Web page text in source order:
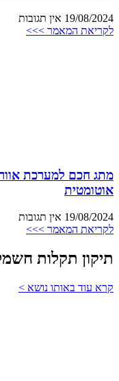
19/08/2024 אין תגובות
לקריאת המאמר >>>
מתג חכם למערכת
אוטומטית
19/08/2024 אין תגובות
לקריאת המאמר >>>
תיקון תקלות
קרא עוד באותו נושא >